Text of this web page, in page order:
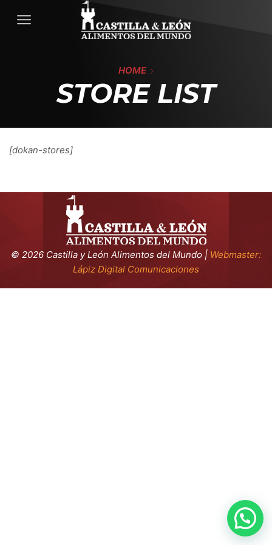
HOME
STORE LIST
[dokan-stores]
© 2026 Castilla y León Alimentos del Mundo | Webmaster:
Lápiz Digital Comunicaciones